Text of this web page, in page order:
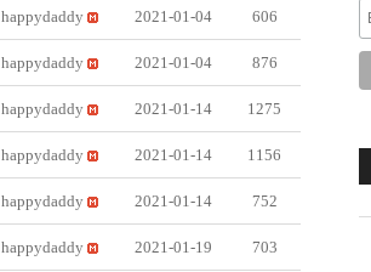
happydaddy 2021-01-04 606
happydaddy 2021-01-04 876
happydaddy 2021-01-14 1275
happydaddy 2021-01-14 1156
happydaddy 2021-01-14 752
happydaddy 2021-01-19 703